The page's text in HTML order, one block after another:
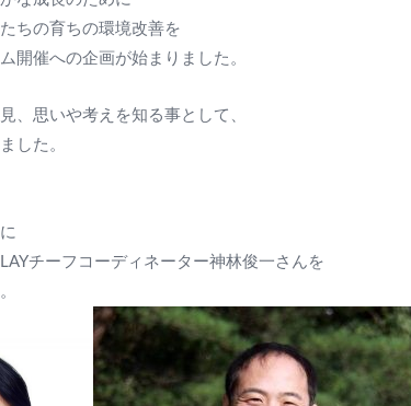
ちの育ちの環境改善を
開催への企画が始まりました。
、思いや考えを知る事として、
した。
チーフコーディネーター神林俊一さんを